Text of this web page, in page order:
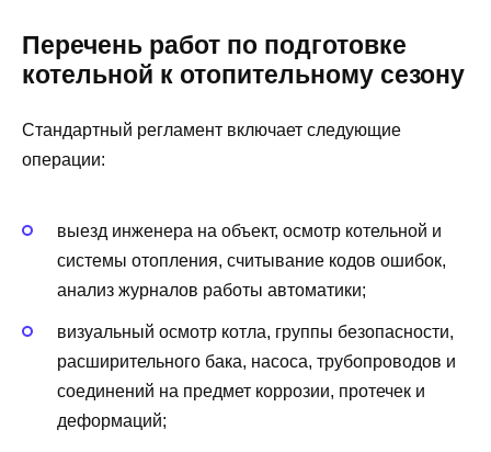
Перечень работ по подготовке
котельной к отопительному сезону
Стандартный регламент включает следующие
операции:
выезд инженера на объект, осмотр котельной и
системы отопления, считывание кодов ошибок,
анализ журналов работы автоматики;
визуальный осмотр котла, группы безопасности,
расширительного бака, насоса, трубопроводов и
соединений на предмет коррозии, протечек и
деформаций;